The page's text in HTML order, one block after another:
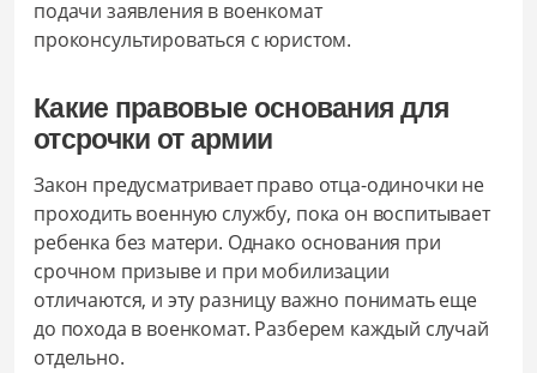
подачи заявления в военкомат
проконсультироваться с юристом.
Какие правовые основания для
отсрочки от армии
Закон предусматривает право отца-одиночки не
проходить военную службу, пока он воспитывает
ребенка без матери. Однако основания при
срочном призыве и при мобилизации
отличаются, и эту разницу важно понимать еще
до похода в военкомат. Разберем каждый случай
отдельно.